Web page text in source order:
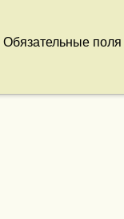
Обязательные поля